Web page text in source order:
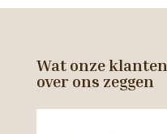
Wat onze klanten
over ons zeggen